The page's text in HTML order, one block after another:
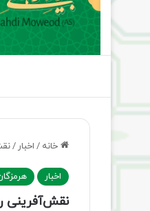
خانه / اخبار /
اخبار
نقش‌آفرینی